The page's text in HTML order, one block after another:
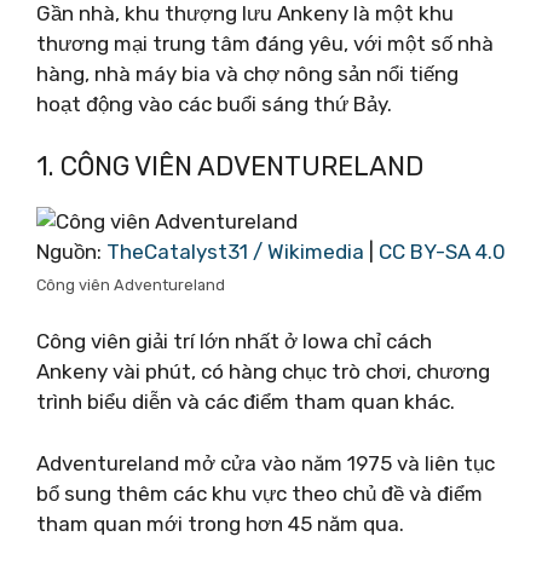
Gần nhà, khu thượng lưu Ankeny là một khu
thương mại trung tâm đáng yêu, với một số nhà
hàng, nhà máy bia và chợ nông sản nổi tiếng
hoạt động vào các buổi sáng thứ Bảy.
1. CÔNG VIÊN ADVENTURELAND
Nguồn: TheCatalyst31 / Wikimedia CC BY-SA 4.0
Công viên Adventureland
Công viên giải trí lớn nhất ở Iowa chỉ cách
Ankeny vài phút, có hàng chục trò chơi, chương
trình biểu diễn và các điểm tham quan khác.
Adventureland mở cửa vào năm 1975 và liên tục
bổ sung thêm các khu vực theo chủ đề và điểm
tham quan mới trong hơn 45 năm qua.